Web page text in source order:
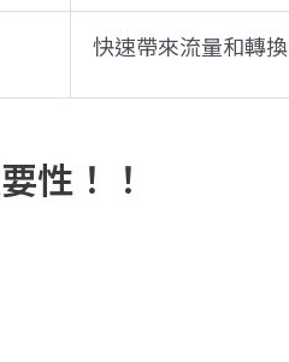
快速帶來流量和轉換
性！！